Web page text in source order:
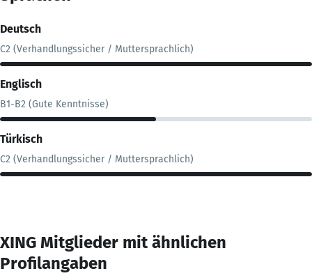
Deutsch
C2 (Verhandlungssicher / Muttersprachlich)
Englisch
B1-B2 (Gute Kenntnisse)
Türkisch
C2 (Verhandlungssicher / Muttersprachlich)
XING Mitglieder mit ähnlichen
Profilangaben